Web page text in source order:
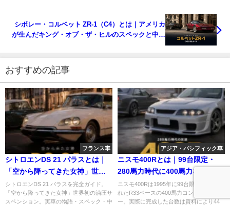
シボレー・コルベット ZR-1（C4）とは｜アメリカ
が生んだキング・オブ・ザ・ヒルのスペックと中古
おすすめの記事
フランス車
シトロエンDS 21 パラスとは｜
「空から降ってきた女神」世界
初の油圧サスペンションと中古
相場・GT7での乗り方
シトロエンDS 21 パラスを完全ガイド。
「空から降ってきた女神」世界初の油圧サ
スペンション。実車の物語・スペック・中
アジア・パシフィック車
ニスモ400Rとは｜99台限定・
280馬力時代に400馬力を名乗っ
たR33の頂点・スペックと中古相
場・GT7での乗り方【1995年
ニスモ400Rは1995年に99台限定で受注さ
れたR33ベースの400馬力コンプリートカ
ー。実際に完成した台数は資料により44